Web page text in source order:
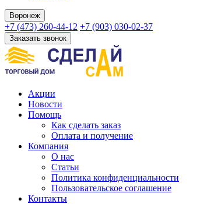
Воронеж
+7 (473) 260-44-12 +7 (903) 030-02-37
Заказать звонок
Акции
Новости
Помощь
Как сделать заказ
Оплата и получение
Компания
О нас
Статьи
Политика конфиденциальности
Пользовательское соглашение
Контакты